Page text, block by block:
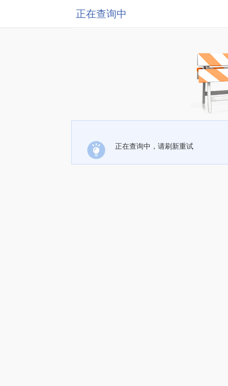
正在查询中
正在查询中，请刷新重试